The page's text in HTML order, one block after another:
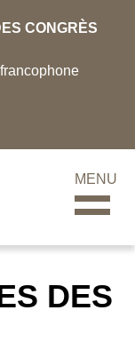
CONGRÈS
MENU
DES